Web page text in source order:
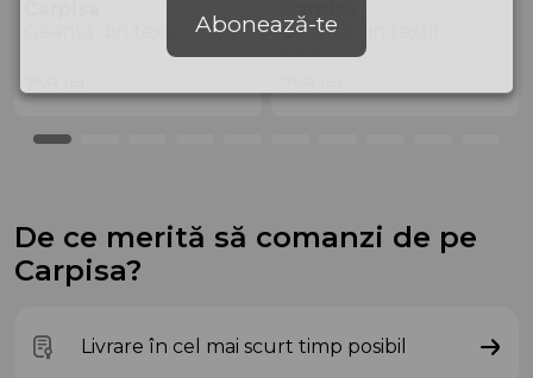
Geantă din textil
BTB31904942 Black
De ce merită să comanzi de pe
Carpisa?
Livrare în cel mai scurt timp posibil
Abonează-te